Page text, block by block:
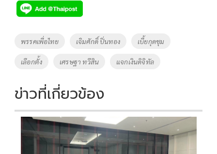
e
b
o
o
k
tt
er
p
y
Li
k
Tags
พรรคเพื่อไทย เจิมศักดิ์ ปิ่นทอง เบี้ยกุดชุม
เลือกตั้ง เศรษฐา ทวีสิน แจกเงินดิจิทัล
ข่าวที่เกี่ยวข้อง